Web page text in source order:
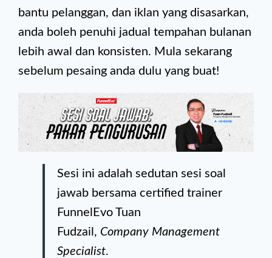
bantu pelanggan, dan iklan yang disasarkan,
anda boleh penuhi jadual tempahan bulanan
lebih awal dan konsisten. Mula sekarang
sebelum pesaing anda dulu yang buat!
Sesi ini adalah sedutan sesi soal
jawab bersama certified trainer
FunnelEvo Tuan
Fudzail, Company Management
Specialist.